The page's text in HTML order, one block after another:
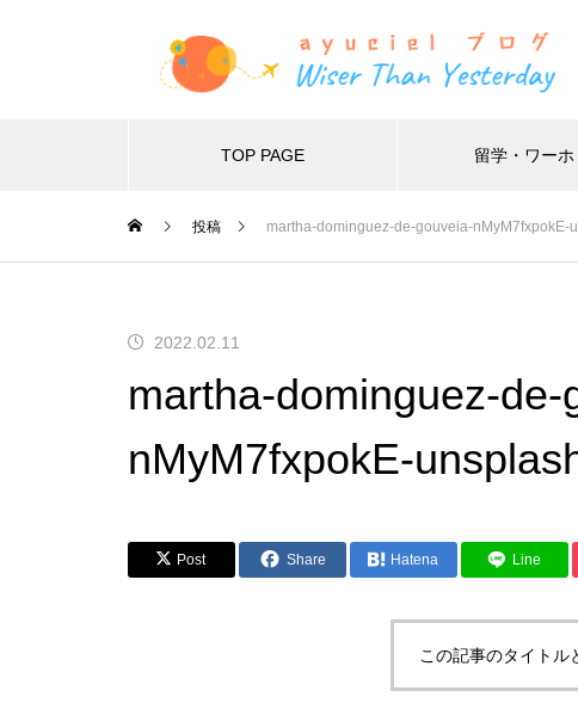
TOP PAGE 留学・ワーホ
Warning
/
投稿 martha-dominguez-de-gouveia-nMyM7fxpokE-
2022.02.11
martha-dominguez-de-
nMyM7fxpokE-
Post Share Hatena Line
この記事のタイトル